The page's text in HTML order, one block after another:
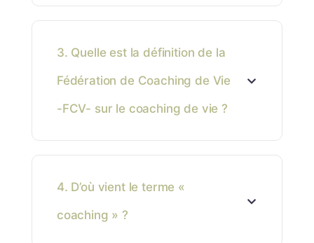
3. Quelle est la définition de la
Fédération de Coaching de Vie
-FCV- sur le coaching de vie ?
4. D’où vient le terme «
coaching » ?